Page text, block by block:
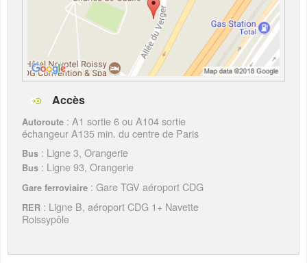
Accès
Autoroute : A1 sortie 6 ou A104 sortie
échangeur A135 min. du centre de Paris
Bus : Ligne 3, Orangerie
Bus : Ligne 93, Orangerie
Gare ferroviaire : Gare TGV aéroport CDG
RER : Ligne B, aéroport CDG 1+ Navette
Roissypôle